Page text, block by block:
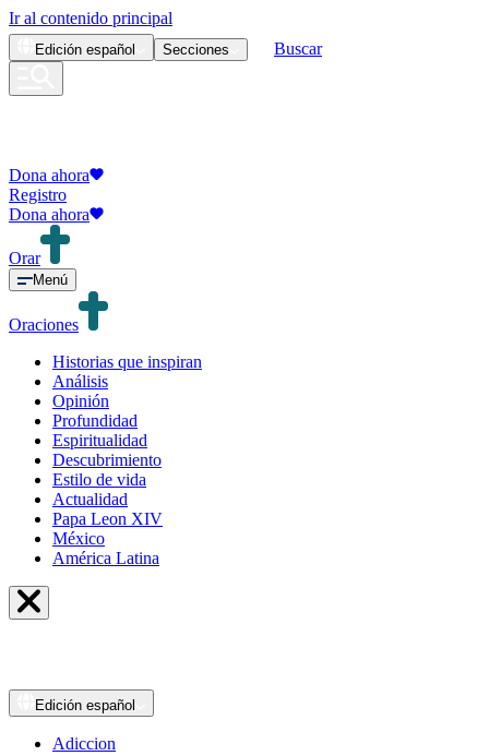
Ir al contenido principal
Edición español Secciones Buscar
Dona ahora
Registro
Dona ahora
Orar
Menú
Oraciones
Historias que inspiran
Análisis
Opinión
Profundidad
Espiritualidad
Descubrimiento
Estilo de vida
Actualidad
Papa Leon XIV
México
América Latina
Edición español
Adiccion